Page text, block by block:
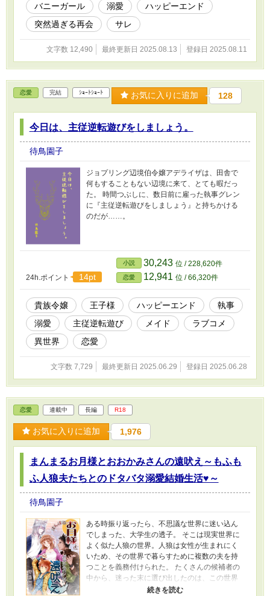
バニーガール
溺愛
ハッピーエンド
突然過ぎる再会
サレ
文字数 12,490 最終更新日 2025.08.13 登録日 2025.08.11
恋愛 完結 ｼｮｰﾄｼｮｰﾄ お気に入りに追加 128
今日は、主従逆転遊びをしましょう。
待鳥園子
ジョプリング辺境伯令嬢アデライザは、田舎で
何もすることもない辺境に来て、とても暇だっ
た。 時間つぶしに、数日前に雇った執事グレン
に『主従逆転遊びをしましょう』と持ちかける
のだが……。
24h.ポイント 14pt
小説 30,243 位 / 228,620件
恋愛 12,941 位 / 66,320件
貴族令嬢 王子様 ハッピーエンド
執事
溺愛
主従逆転遊び メイド
ラブコメ
異世界
恋愛
文字数 7,729 最終更新日 2025.06.29 登録日 2025.06.28
恋愛 連載中 長編 R18
お気に入りに追加 1,976
まんまるお月様とおおかみさんの遠吠え～もふも
ふ人狼夫たちとのドタバタ溺愛結婚生活♥～
待鳥園子
ある時振り返ったら、不思議な世界に迷い込ん
でしまった、大学生の透子。 そこは現実世界に
よく似た人狼の世界。人狼は女性が生まれにく
いため、その世界で暮らすために複数の夫を持
つことを義務付けられた。 たくさんの候補者の
中から、迷った末に選び出したのは、この世界
に迷い込んでしまった時に保護してくれた三人